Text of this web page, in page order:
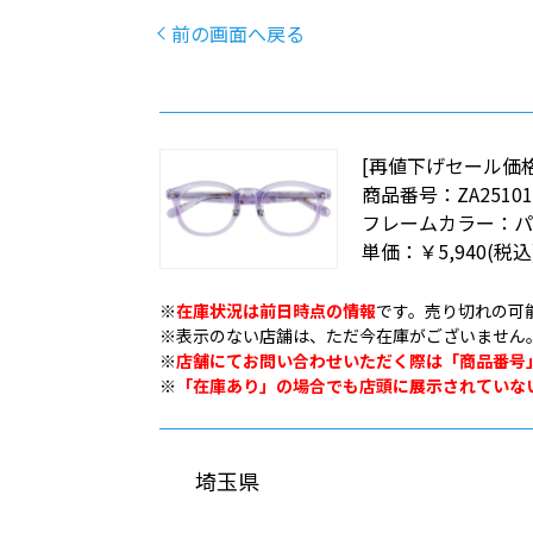
前の画面へ戻る
[再値下げセール価
商品番号：
フレームカラー：
単価： ￥5,940(税
※在庫状況は前日時点の情報です。売り切れの可
※表示のない店舗は、ただ今在庫がございません
※店舗にてお問い合わせいただく際は「商品番
※ 「在庫あり」の場合でも店頭に展示されてい
埼玉県